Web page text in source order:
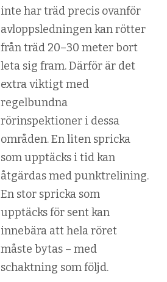
inte har träd precis ovanför
avloppsledningen kan rötter
från träd 20–30 meter bort
leta sig fram. Därför är det
extra viktigt med
regelbundna
rörinspektioner i dessa
områden. En liten spricka
som upptäcks i tid kan
åtgärdas med punktrelining.
En stor spricka som
upptäcks för sent kan
innebära att hela röret
måste bytas – med
schaktning som följd.